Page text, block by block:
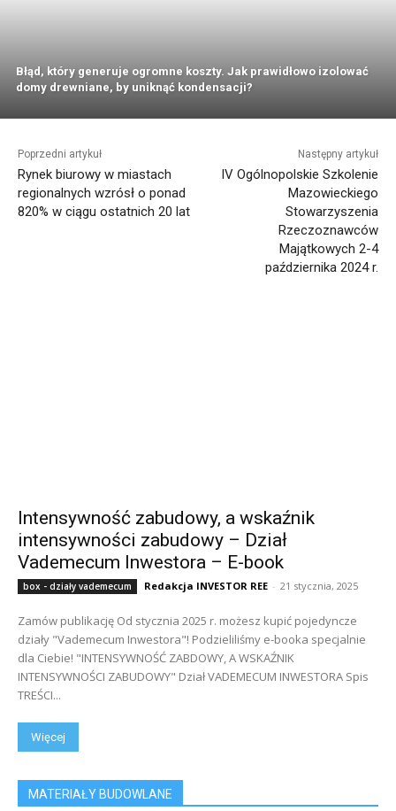
Błąd, który generuje ogromne koszty. Jak prawidłowo izolować
domy drewniane, by uniknąć kondensacji?
Poprzedni artykuł
Rynek biurowy w miastach
regionalnych wzrósł o ponad
820% w ciągu ostatnich 20 lat
Następny artykuł
IV Ogólnopolskie Szkolenie
Mazowieckiego
Stowarzyszenia
Rzeczoznawców
Majątkowych 2-4
października 2024 r.
Intensywność zabudowy, a wskaźnik
intensywności zabudowy – Dział
Vademecum Inwestora – E-book
box - działy vademecum Redakcja INVESTOR REE - 21 stycznia, 2025
Zamów publikację Od stycznia 2025 r. możesz kupić pojedyncze
działy "Vademecum Inwestora"! Podzieliliśmy e-booka specjalnie
dla Ciebie! "INTENSYWNOŚĆ ZABDOWY, A WSKAŹNIK
INTENSYWNOŚCI ZABUDOWY" Dział VADEMECUM INWESTORA Spis
TREŚCI...
Więcej
MATERIAŁY BUDOWLANE